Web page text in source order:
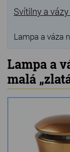
Produkty
Grilovací,
Lávové
Kamenné
Chladící
Hřbitovní
Svítilny a
Lampa a váza
Lampa a
malá